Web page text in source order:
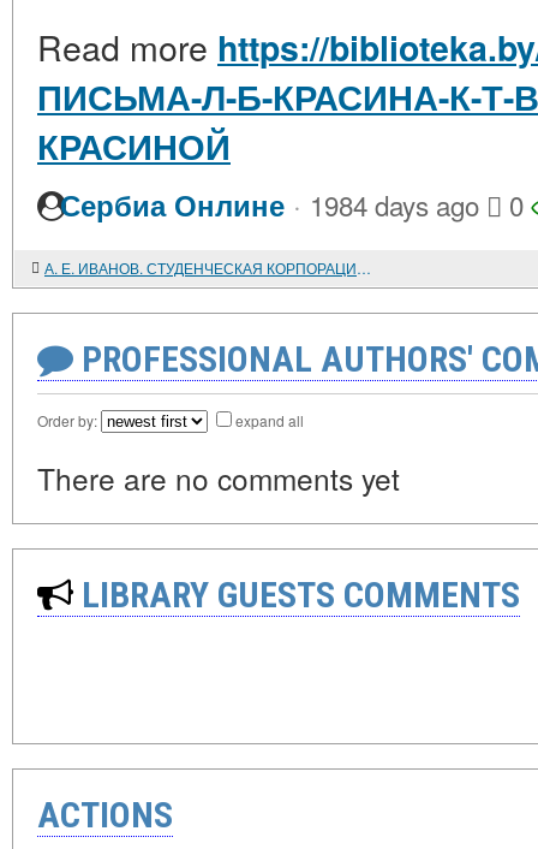
Read more https://
ПИСЬМА-Л-Б-КРАСИНА-К-
КРАСИНОЙ
Сербиа Онлине · 1984 days ago 0
А. Е. ИВАНОВ. СТУДЕНЧЕСКАЯ КОРПОРАЦИЯ РОССИИ КОНЦА XIX - НАЧАЛА XX ВЕКА: ОПЫТ КУЛЬТУРНОЙ И ПОЛИТИЧЕСКОЙ САМООРГАНИЗАЦИИ
PROFESSIONAL AUTHORS'
Order by: expand all
There are no comments yet
LIBRARY GUESTS COMMENTS
ACTIONS